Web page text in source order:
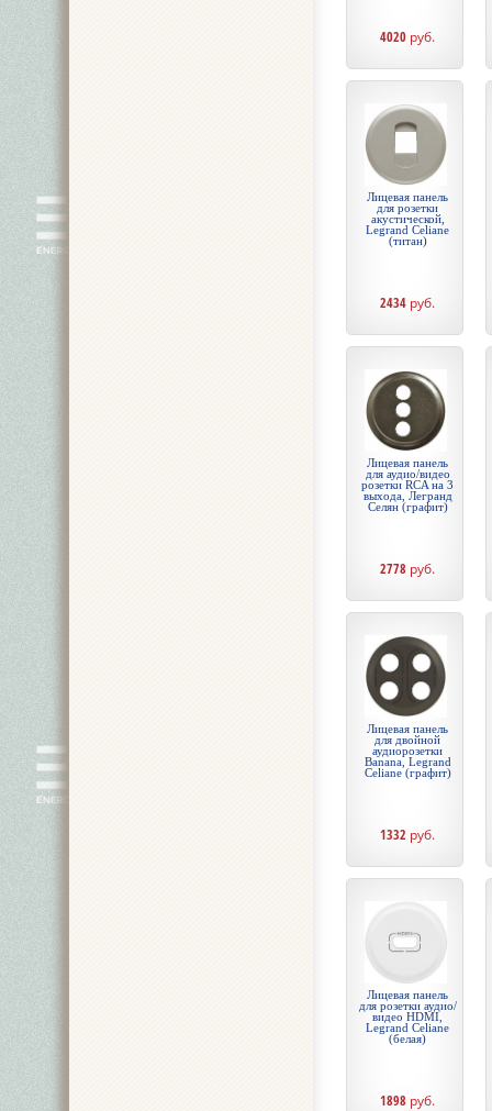
4020 руб.
Лицевая панель
для розетки
акустической,
Legrand Celiane
(титан)
2434 руб.
Лицевая панель
для аудио/видео
розетки RCA на 3
выхода, Легранд
Селян (графит)
2778 руб.
Лицевая панель
для двойной
аудиорозетки
Banana, Legrand
Celiane (графит)
1332 руб.
Лицевая панель
для розетки аудио/
видео HDMI,
Legrand Celiane
(белая)
1898 руб.